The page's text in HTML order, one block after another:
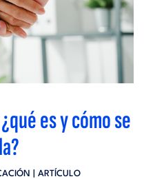
es y cómo se
| ARTÍCULO